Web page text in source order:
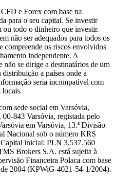
e Forex com base na
para o seu capital. Se investir
ou todo o dinheiro que investir.
não ser adequados para todos os
compreende os riscos envolvidos
independente. A
se dirige a destinatários de um
a países onde a
seria incompatível com
locais.
sede social em Varsóvia,
843 Varsóvia, registada pelo
em Varsóvia, 13.ª Divisão
Nacional sob o número KRS
inicial: PLN 3,537.560
Brokers S.A. está sujeita à
Financeira Polaca com base
2004 (KPWiG-4021-54-1/2004).